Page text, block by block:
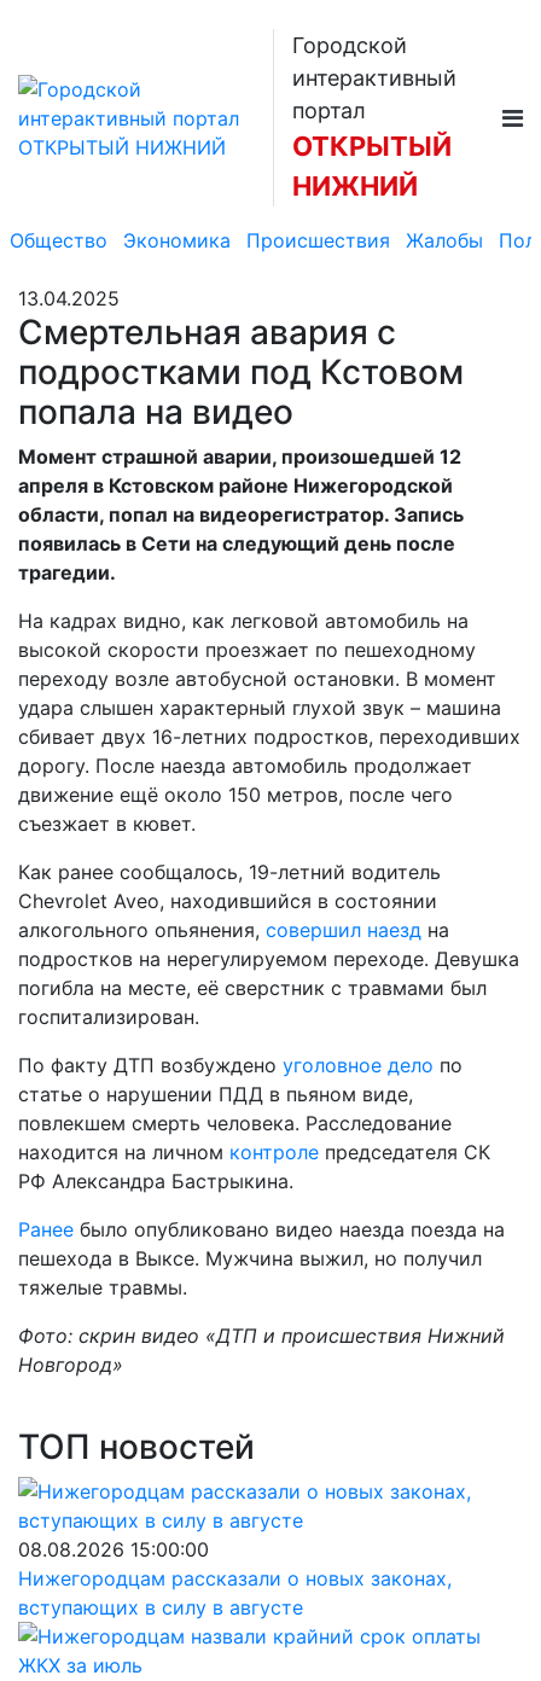
Городской
интерактивный
портал
ОТКРЫТЫЙ
НИЖНИЙ
Общество Экономика Происшествия Жалобы
13.04.2025
Смертельная авария с
подростками под Кстовом
попала на видео
Момент страшной аварии, произошедшей 12
апреля в Кстовском районе Нижегородской
области, попал на видеорегистратор. Запись
появилась в Сети на следующий день после
трагедии.
На кадрах видно, как легковой автомобиль на
высокой скорости проезжает по пешеходному
переходу возле автобусной остановки. В момент
удара слышен характерный глухой звук – машина
сбивает двух 16-летних подростков, переходивших
дорогу. После наезда автомобиль продолжает
движение ещё около 150 метров, после чего
съезжает в кювет.
Как ранее сообщалось, 19-летний водитель
Chevrolet Aveo, находившийся в состоянии
алкогольного опьянения, совершил наезд на
подростков на нерегулируемом переходе. Девушка
погибла на месте, её сверстник с травмами был
госпитализирован.
По факту ДТП возбуждено уголовное дело по
статье о нарушении ПДД в пьяном виде,
повлекшем смерть человека. Расследование
находится на личном контроле председателя СК
РФ Александра Бастрыкина.
Ранее было опубликовано видео наезда поезда на
пешехода в Выксе. Мужчина выжил, но получил
тяжелые травмы.
Фото: скрин видео «ДТП и происшествия Нижний
Новгород»
ТОП новостей
08.08.2026 15:00:00
Нижегородцам рассказали о новых законах,
вступающих в силу в августе